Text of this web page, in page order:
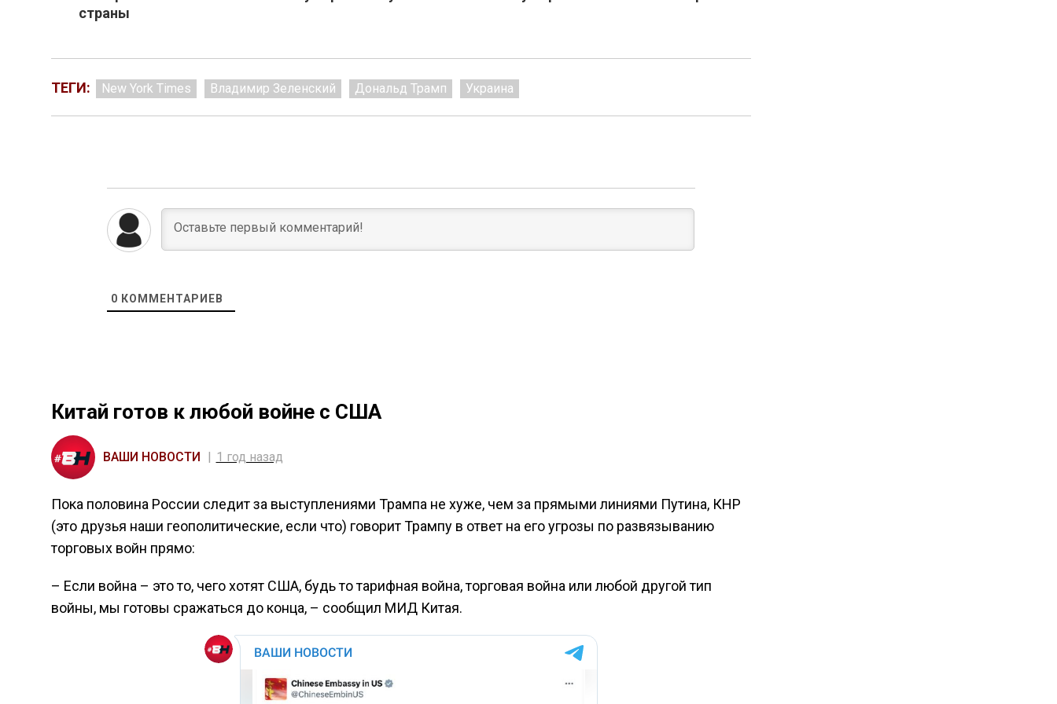
страны
ТЕГИ: New York Times Владимир Зеленский Дональд Трамп Украина
0 КОММЕНТАРИЕВ
Китай готов к любой войне с США
ВАШИ НОВОСТИ 1 год назад
Пока половина России следит за выступлениями Трампа не хуже, чем за прямыми линиями Путина, КНР
(это друзья наши геополитические, если что) говорит Трампу в ответ на его угрозы по развязыванию
торговых войн прямо:
– Если война – это то, чего хотят США, будь то тарифная война, торговая война или любой другой тип
войны, мы готовы сражаться до конца, – сообщил МИД Китая.